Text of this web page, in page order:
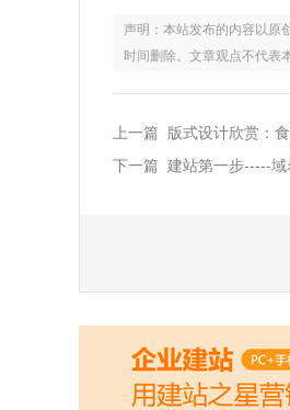
声明：本站发布的内容以原
时间删除。文章观点不代表
上一篇 版式设计欣赏：
下一篇 建站第一步-----